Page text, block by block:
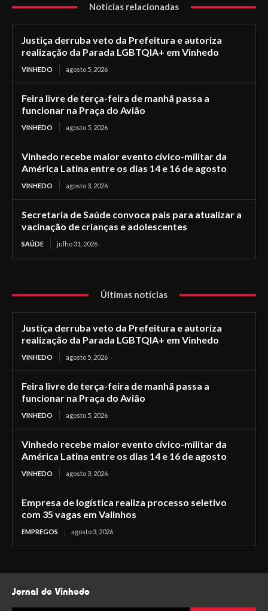
Notícias relacionadas
Justiça derruba veto da Prefeitura e autoriza
realização da Parada LGBTQIA+ em Vinhedo
VINHEDO agosto 5, 2026
Feira livre de terça-feira de manhã passa a
funcionar na Praça do Avião
VINHEDO agosto 5, 2026
Vinhedo recebe maior evento cívico-militar da
América Latina entre os dias 14 e 16 de agosto
VINHEDO agosto 3, 2026
Secretaria de Saúde convoca pais para atualizar a
vacinação de crianças e adolescentes
SAÚDE julho 31, 2026
Últimas notícias
Justiça derruba veto da Prefeitura e autoriza
realização da Parada LGBTQIA+ em Vinhedo
VINHEDO agosto 5, 2026
Feira livre de terça-feira de manhã passa a
funcionar na Praça do Avião
VINHEDO agosto 5, 2026
Vinhedo recebe maior evento cívico-militar da
América Latina entre os dias 14 e 16 de agosto
VINHEDO agosto 3, 2026
Empresa de logística realiza processo seletivo
com 35 vagas em Valinhos
EMPREGOS agosto 3, 2026
Jornal de Vinhedo